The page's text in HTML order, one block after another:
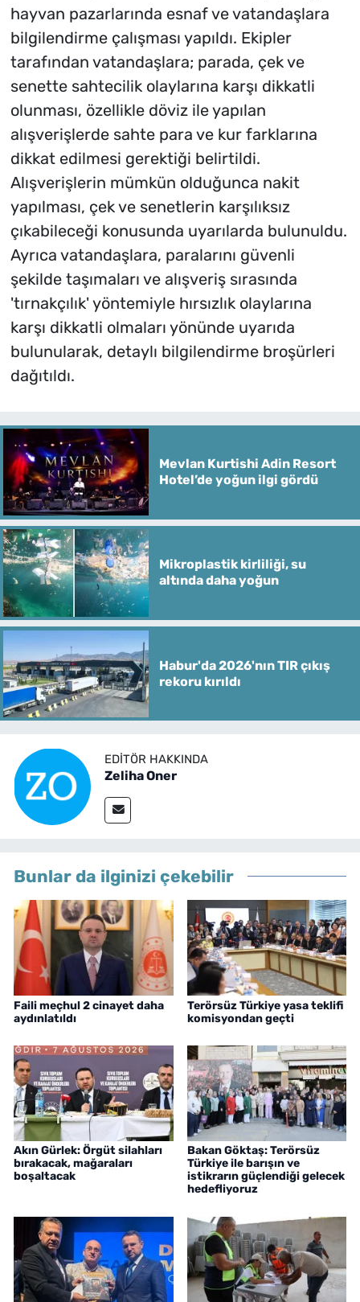
hayvan pazarlarında esnaf ve vatandaşlara
bilgilendirme çalışması yapıldı. Ekipler
tarafından vatandaşlara; parada, çek ve
senette sahtecilik olaylarına karşı dikkatli
olunması, özellikle döviz ile yapılan
alışverişlerde sahte para ve kur farklarına
dikkat edilmesi gerektiği belirtildi.
Alışverişlerin mümkün olduğunca nakit
yapılması, çek ve senetlerin karşılıksız
çıkabileceği konusunda uyarılarda bulunuldu.
Ayrıca vatandaşlara, paralarını güvenli
şekilde taşımaları ve alışveriş sırasında
'tırnakçılık' yöntemiyle hırsızlık olaylarına
karşı dikkatli olmaları yönünde uyarıda
bulunularak, detaylı bilgilendirme broşürleri
dağıtıldı.
Mevlan Kurtishi Adin Resort
Hotel’de yoğun ilgi gördü
Mikroplastik kirliliği, su
altında daha yoğun
Habur'da 2026'nın TIR çıkış
rekoru kırıldı
EDITÖR HAKKINDA
Zeliha Oner
Bunlar da ilginizi çekebilir
Faili meçhul 2 cinayet daha
aydınlatıldı
Terörsüz Türkiye yasa teklifi
komisyondan geçti
Akın Gürlek: Örgüt silahları
bırakacak, mağaraları
boşaltacak
Bakan Göktaş: Terörsüz
Türkiye ile barışın ve
istikrarın güçlendiği gelecek
hedefliyoruz